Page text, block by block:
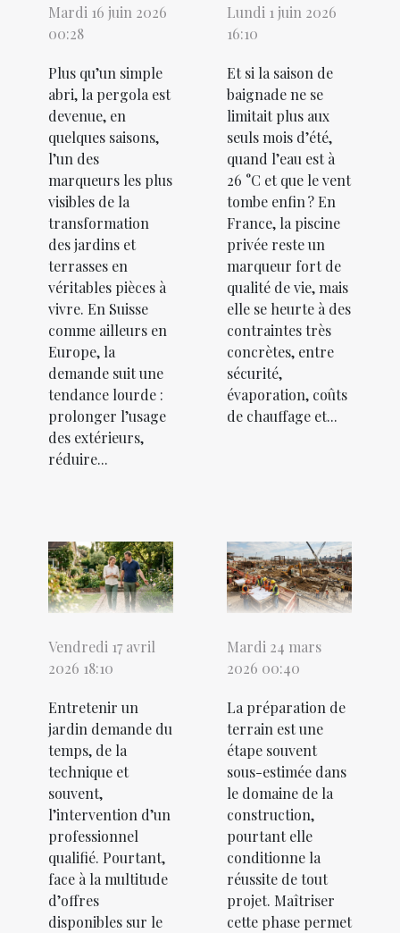
Mardi 16 juin 2026
00:28
Plus qu’un simple
abri, la pergola est
devenue, en
quelques saisons,
l’un des
marqueurs les plus
visibles de la
transformation
des jardins et
terrasses en
véritables pièces à
vivre. En Suisse
comme ailleurs en
Europe, la
demande suit une
tendance lourde :
prolonger l’usage
des extérieurs,
réduire...
Lundi 1 juin 2026
16:10
Et si la saison de
baignade ne se
limitait plus aux
seuls mois d’été,
quand l’eau est à
26 °C et que le vent
tombe enfin ? En
France, la piscine
privée reste un
marqueur fort de
qualité de vie, mais
elle se heurte à des
contraintes très
concrètes, entre
sécurité,
évaporation, coûts
de chauffage et...
Vendredi 17 avril
2026 18:10
Entretenir un
jardin demande du
temps, de la
technique et
souvent,
l’intervention d’un
professionnel
qualifié. Pourtant,
face à la multitude
d’offres
disponibles sur le
Mardi 24 mars
2026 00:40
La préparation de
terrain est une
étape souvent
sous-estimée dans
le domaine de la
construction,
pourtant elle
conditionne la
réussite de tout
projet. Maîtriser
cette phase permet